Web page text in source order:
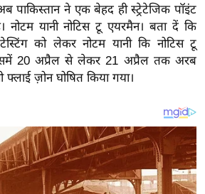
पाकिस्तान ने एक बेहद ही स्ट्रेटेजिक पॉइंट
नोटम यानी नोटिस टू एयरमैन। बता दें कि
को लेकर नोटम यानी कि नोटिस टू
20 अप्रैल से लेकर 21 अप्रैल तक अरब
ज़ोन घोषित किया गया।